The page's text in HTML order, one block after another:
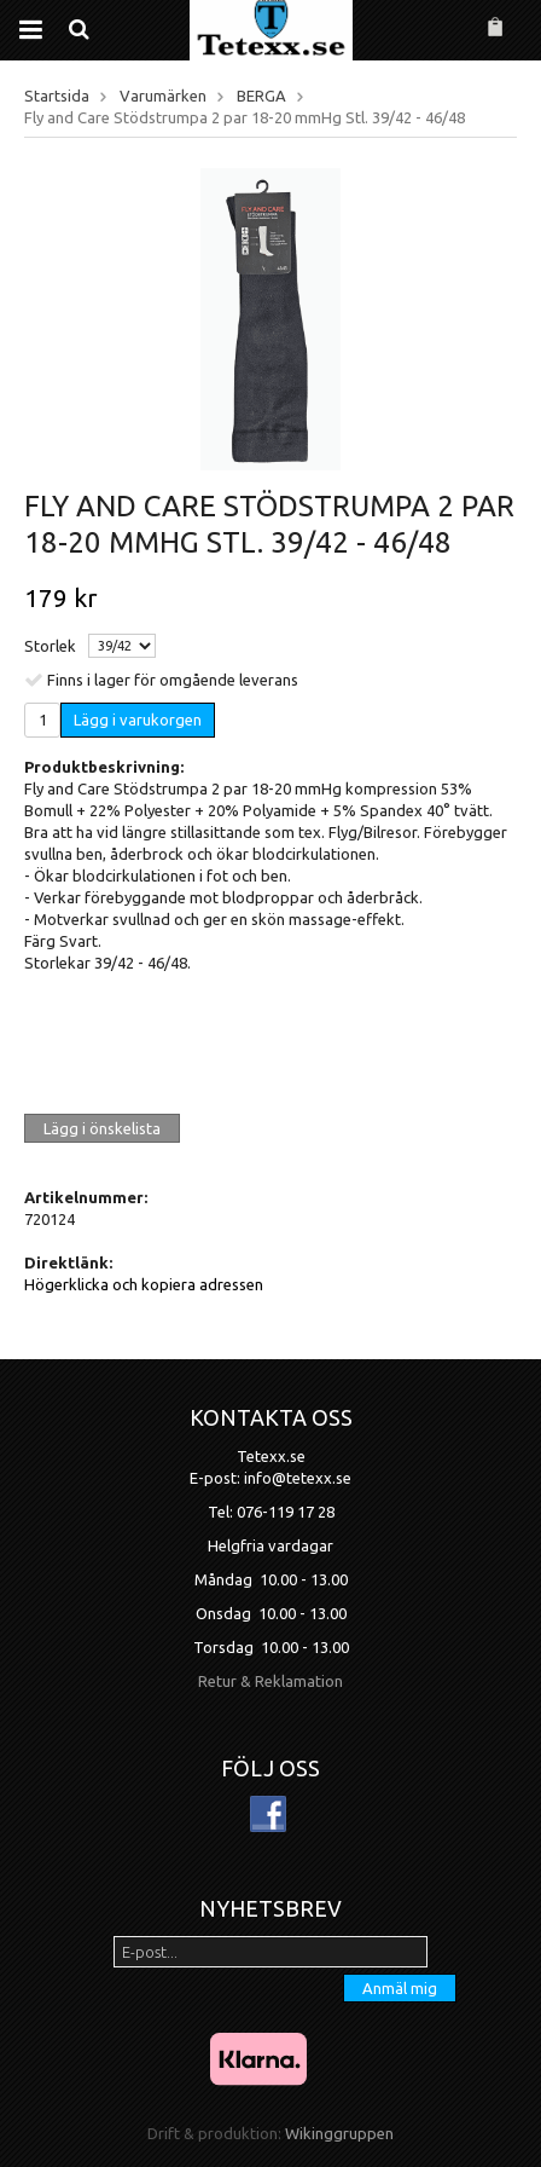
Startsida Varumärken
BERGA
Fly and Care Stödstrumpa 2 par 18-20 mmHg Stl. 39/42 - 46/48
FLY AND CARE STÖDSTRUMPA 2 PAR
18-20 MMHG STL. 39/42 - 46/48
179 kr
Storlek
Finns i lager för omgående leverans
Lägg i varukorgen
Produktbeskrivning:
Fly and Care Stödstrumpa 2 par 18-20 mmHg kompression 53%
Bomull + 22% Polyester + 20% Polyamide + 5% Spandex 40° tvätt.
Bra att ha vid längre stillasittande som tex. Flyg/Bilresor. Förebygger
svullna ben, åderbrock och ökar blodcirkulationen.
- Ökar blodcirkulationen i fot och ben.
- Verkar förebyggande mot blodproppar och åderbråck.
- Motverkar svullnad och ger en skön massage-effekt.
Färg Svart.
Storlekar 39/42 - 46/48.
Lägg i önskelista
Artikelnummer:
720124
Direktlänk:
Högerklicka och kopiera adressen
KONTAKTA OSS
Tetexx.se
E-post: info@tetexx.se
Tel: 076-119 17 28
Helgfria vardagar
Måndag 10.00 - 13.00
Onsdag 10.00 - 13.00
Torsdag 10.00 - 13.00
Retur & Reklamation
FÖLJ OSS
NYHETSBREV
Anmäl mig
Drift & produktion: Wikinggruppen